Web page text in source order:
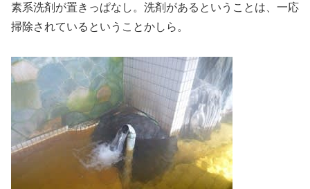
素系洗剤が置きっぱなし。洗剤があるということは、一応
掃除されているということかしら。